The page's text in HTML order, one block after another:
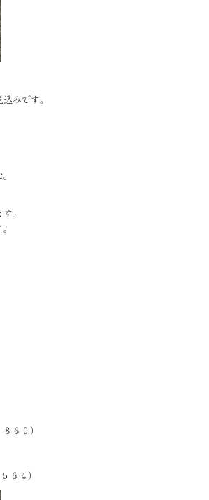
みです。
。
６０）
６４）